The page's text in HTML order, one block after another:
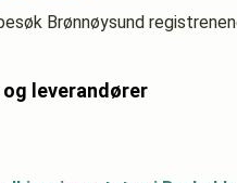
Brønnøysund
leverandører